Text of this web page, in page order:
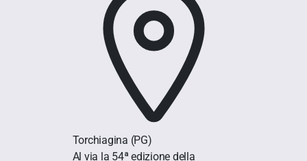
Torchiagina (PG)
Al via la 54ª edizione della